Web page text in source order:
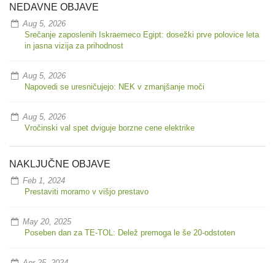
NEDAVNE OBJAVE
Aug 5, 2026
Srečanje zaposlenih Iskraemeco Egipt: dosežki prve polovice leta
in jasna vizija za prihodnost
Aug 5, 2026
Napovedi se uresničujejo: NEK v zmanjšanje moči
Aug 5, 2026
Vročinski val spet dviguje borzne cene elektrike
NAKLJUČNE OBJAVE
Feb 1, 2024
Prestaviti moramo v višjo prestavo
May 20, 2025
Poseben dan za TE-TOL: Delež premoga le še 20-odstoten